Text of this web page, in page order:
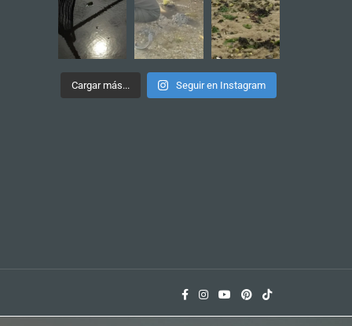
Cargar más... Seguir en Instagram